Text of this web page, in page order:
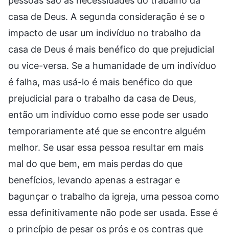
casa de Deus. A segunda consideração é se o
impacto de usar um indivíduo no trabalho da
casa de Deus é mais benéfico do que prejudicial
ou vice-versa. Se a humanidade de um indivíduo
é falha, mas usá-lo é mais benéfico do que
prejudicial para o trabalho da casa de Deus,
então um indivíduo como esse pode ser usado
temporariamente até que se encontre alguém
melhor. Se usar essa pessoa resultar em mais
mal do que bem, em mais perdas do que
benefícios, levando apenas a estragar e
bagunçar o trabalho da igreja, uma pessoa como
essa definitivamente não pode ser usada. Esse é
o princípio de pesar os prós e os contras que